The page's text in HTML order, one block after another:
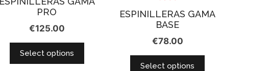
PRO
€125.00
Select options
ESPINILLERAS GAMA
BASE
€78.00
Select options